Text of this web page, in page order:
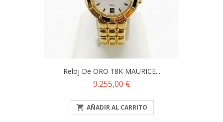
Reloj De ORO 18K MAURICE...
Precio
9.255,00 €
 AÑADIR AL CARRITO